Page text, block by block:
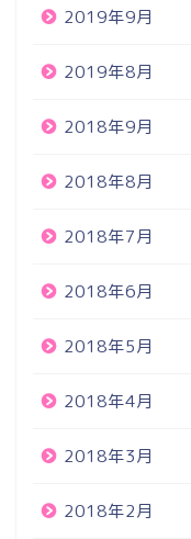
2019年9月
2019年8月
2018年9月
2018年8月
2018年7月
2018年6月
2018年5月
2018年4月
2018年3月
2018年2月